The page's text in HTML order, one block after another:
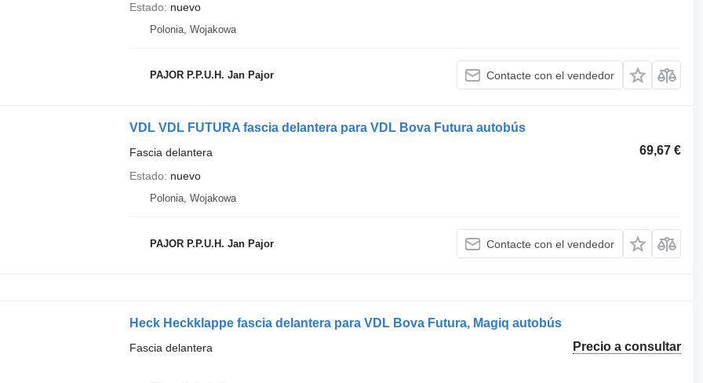
Estado
nuevo
Polonia, Wojakowa
PAJOR P.P.U.H. Jan Pajor Contacte con el vendedor
VDL VDL FUTURA fascia delantera para VDL Bova Futura autobús
69,67 €
Fascia delantera
Estado
nuevo
Polonia, Wojakowa
PAJOR P.P.U.H. Jan Pajor Contacte con el vendedor
Heck Heckklappe fascia delantera para VDL Bova Futura, Magiq autobús
Precio a consultar
Fascia delantera